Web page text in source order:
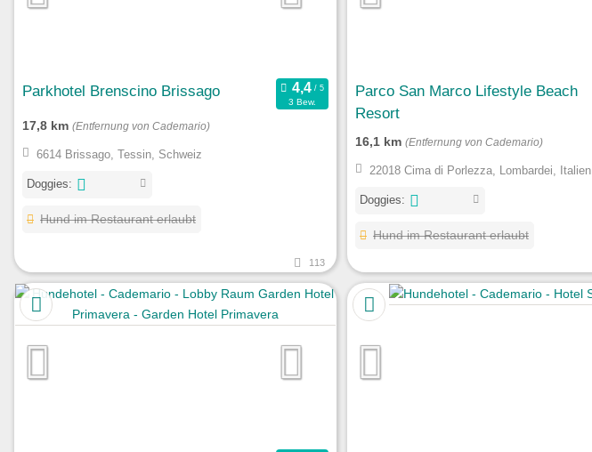
Parkhotel Brenscino Brissago
3 Bew.
17,8 km (Entfernung von Cademario)
6614 Brissago, Tessin, Schweiz
Doggies:
Hund im Restaurant erlaubt
113
Parco San Marco Lifestyle Beach
Resort
16,1 km (Entfernung von Cademario)
22018 Cima di Porlezza, Lombardei, Italien
Doggies:
Hund im Restaurant erlaubt